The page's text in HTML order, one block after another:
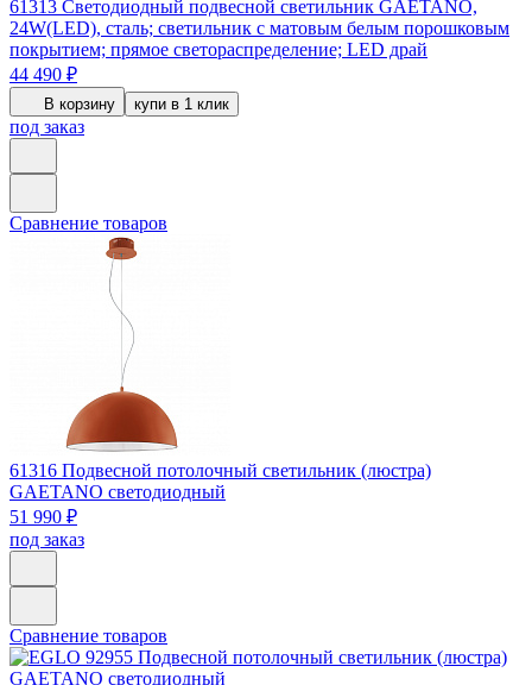
61313 Светодиодный подвесной светильник GAETANO,
24W(LED), сталь; светильник с матовым белым порошковым
покрытием; прямое светораспределение; LED драй
44 490 ₽
В корзину купи в 1 клик
под заказ
Сравнение товаров
61316 Подвесной потолочный светильник (люстра)
GAETANO светодиодный
51 990 ₽
под заказ
Сравнение товаров